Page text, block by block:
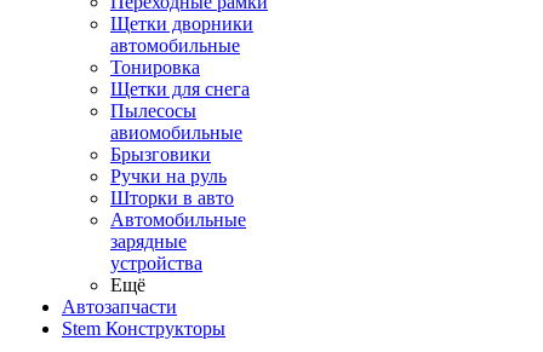
Щетки дворники
автомобильные
Тонировка
Щетки для снега
Пылесосы
авиомобильные
Брызговики
Ручки на руль
Шторки в авто
Автомобильные
зарядные
устройства
Ещё
Автозапчасти
Stem Конструкторы